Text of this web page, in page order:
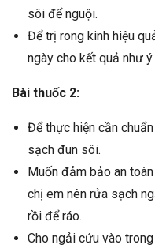
sôi để nguội.
Để trị rong kinh hiệu
ngày cho kết quả như ý.
Bài thuốc 2:
Để thực hiện cần
sạch đun sôi.
Muốn đảm bảo an
chị em nên rửa sạch
rồi để ráo.
Cho ngải cứu vào